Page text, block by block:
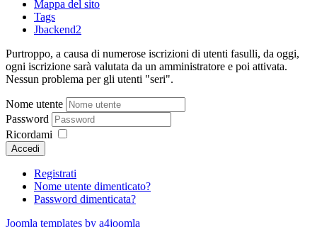
Mappa del sito
Tags
Jbackend2
Purtroppo, a causa di numerose iscrizioni di utenti fasulli, da oggi,
ogni iscrizione sarà valutata da un amministratore e poi attivata.
Nessun problema per gli utenti "seri".
Nome utente
Password
Ricordami
Accedi
Registrati
Nome utente dimenticato?
Password dimenticata?
Joomla templates by a4joomla